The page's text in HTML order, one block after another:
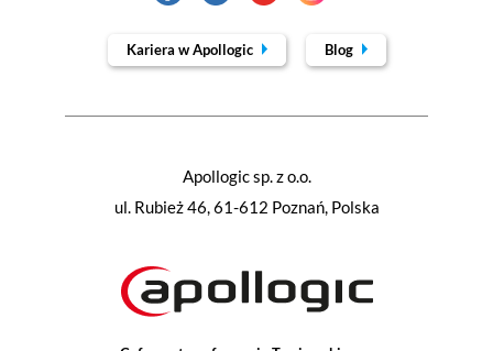
Apollogic sp. z o.o.
ul. Rubież 46, 61-612 Poznań, Polska
Kariera w Apollogic Blog